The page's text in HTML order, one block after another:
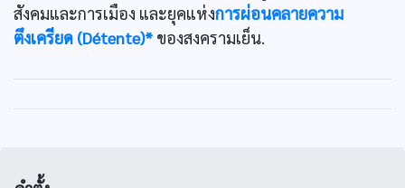
สังคมและการเมือง และยุคแห่งการผ่อนคลายความ
ตึงเครียด (Détente)* ของสงครามเย็น.